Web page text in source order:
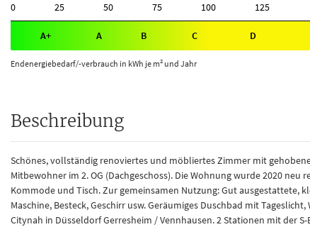
0 25 50 75 100 125
A+ A B C D
Endenergiebedarf/-verbrauch in kWh je m² und Jahr
Beschreibung
Schönes, vollständig renoviertes und möbliertes Zimmer mit
Mitbewohner im 2. OG (Dachgeschoss). Die Wohnung wurde 2020
Kommode und Tisch. Zur gemeinsamen Nutzung: Gut ausgestattete,
Maschine, Besteck, Geschirr usw. Geräumiges Duschbad mit
Citynah in Düsseldorf Gerresheim / Vennhausen. 2 Stationen mit der